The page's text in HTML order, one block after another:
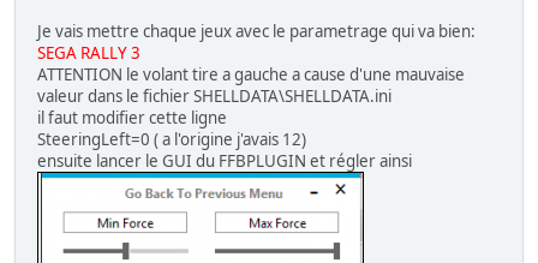
Je vais mettre chaque jeux avec le parametrage qui va bien:
SEGA RALLY 3
ATTENTION le volant tire a gauche a cause d'une mauvaise
valeur dans le fichier SHELLDATA\SHELLDATA.ini
il faut modifier cette ligne
SteeringLeft=0 ( a l'origine j'avais 12)
ensuite lancer le GUI du FFBPLUGIN et régler ainsi